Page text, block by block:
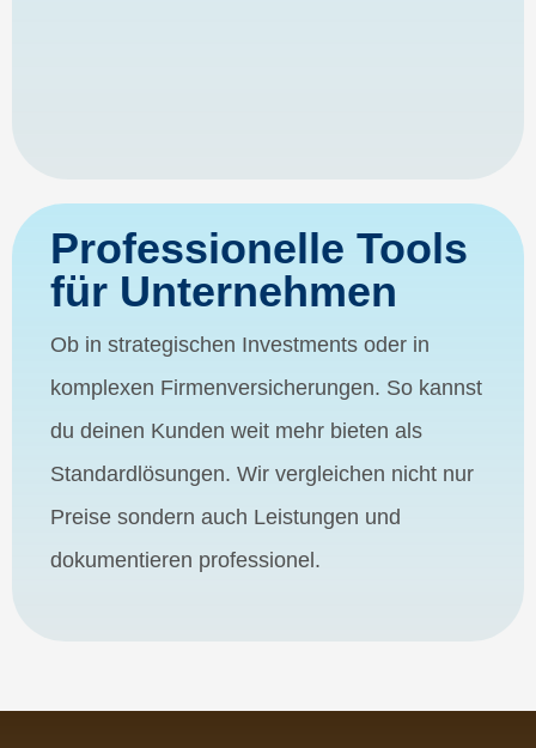
Professionelle Tools
für Unternehmen
Ob in strategischen Investments oder in
komplexen Firmenversicherungen. So kannst
du deinen Kunden weit mehr bieten als
Standardlösungen. Wir vergleichen nicht nur
Preise sondern auch Leistungen und
dokumentieren professionel.